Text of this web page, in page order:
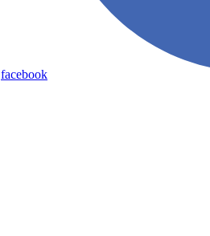
facebook